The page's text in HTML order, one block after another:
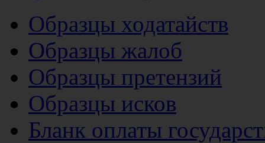
Образцы ходатайств
Образцы жалоб
Образцы претензий
Образцы исков
Бланк оплаты